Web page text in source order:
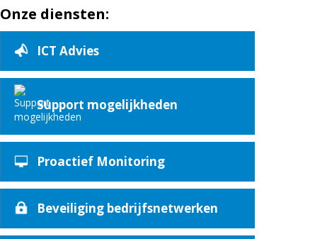
Onze diensten:
ICT Advies
Support mogelijkheden
Proactief Monitoring
Beveiliging bedrijfsnetwerken